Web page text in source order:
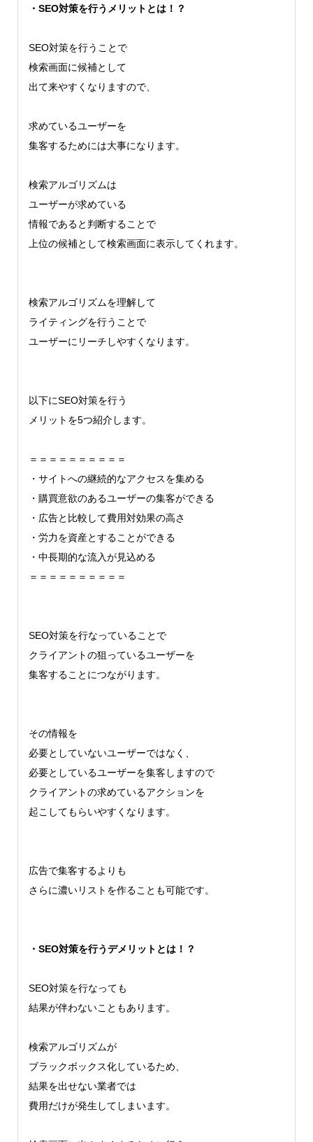
・SEO対策を行うメリットとは！？
SEO対策を行うことで
検索画面に候補として
出て来やすくなりますので、
求めているユーザーを
集客するためには大事になります。
検索アルゴリズムは
ユーザーが求めている
情報であると判断することで
上位の候補として検索画面に表示してくれます。
検索アルゴリズムを理解して
ライティングを行うことで
ユーザーにリーチしやすくなります。
以下にSEO対策を行う
メリットを5つ紹介します。
＝＝＝＝＝＝＝＝＝＝
・サイトへの継続的なアクセスを集める
・購買意欲のあるユーザーの集客ができる
・広告と比較して費用対効果の高さ
・労力を資産とすることができる
・中長期的な流入が見込める
＝＝＝＝＝＝＝＝＝＝
SEO対策を行なっていることで
クライアントの狙っているユーザーを
集客することにつながります。
その情報を
必要としていないユーザーではなく、
必要としているユーザーを集客しますので
クライアントの求めているアクションを
起こしてもらいやすくなります。
広告で集客するよりも
さらに濃いリストを作ることも可能です。
・SEO対策を行うデメリットとは！？
SEO対策を行なっても
結果が伴わないこともあります。
検索アルゴリズムが
ブラックボックス化しているため、
結果を出せない業者では
費用だけが発生してしまいます。